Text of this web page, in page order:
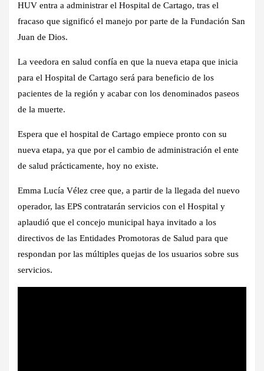
HUV entra a administrar el Hospital de Cartago, tras el
fracaso que significó el manejo por parte de la Fundación San
Juan de Dios.
La veedora en salud confía en que la nueva etapa que inicia
para el Hospital de Cartago será para beneficio de los
pacientes de la región y acabar con los denominados paseos
de la muerte.
Espera que el hospital de Cartago empiece pronto con su
nueva etapa, ya que por el cambio de administración el ente
de salud prácticamente, hoy no existe.
Emma Lucía Vélez cree que, a partir de la llegada del nuevo
operador, las EPS contratarán servicios con el Hospital y
aplaudió que el concejo municipal haya invitado a los
directivos de las Entidades Promotoras de Salud para que
respondan por las múltiples quejas de los usuarios sobre sus
servicios.